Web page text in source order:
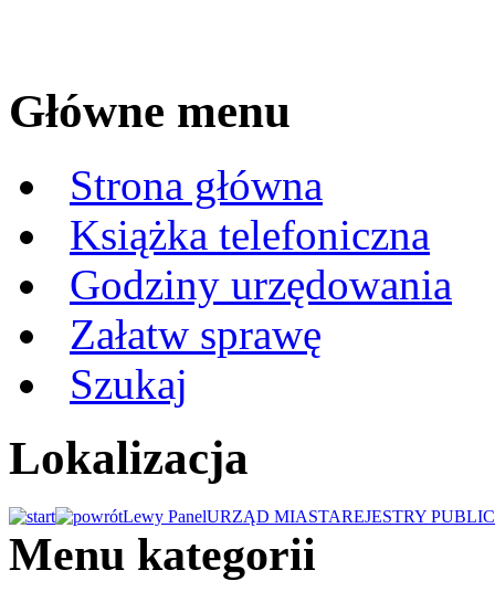
Główne menu
Strona główna
Książka telefoniczna
Godziny urzędowania
Załatw sprawę
Szukaj
Lokalizacja
Lewy PanelURZĄD MIASTAREJESTRY
Menu kategorii